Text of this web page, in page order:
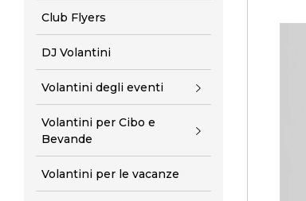
Club Flyers
DJ Volantini
Volantini degli eventi
Volantini per Cibo e
Bevande
Volantini per le vacanze